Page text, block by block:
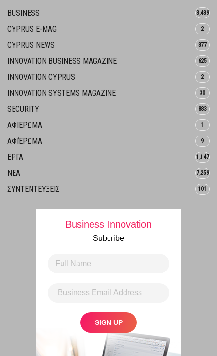
BUSINESS 3,439
CYPRUS E-MAG 2
CYPRUS NEWS 377
INNOVATION BUSINESS MAGAZINE 625
INNOVATION CYPRUS 2
INNOVATION SYSTEMS MAGAZINE 30
SECURITY 883
ΑΦΙΕΡΩΜΑ 1
ΑΦΙΈΡΩΜΑ 9
ΕΡΓΑ 1,147
ΝΕΑ 7,259
ΣΥΝΤΕΝΤΕΥΞΕΙΣ 101
Business Innovation
Subcribe